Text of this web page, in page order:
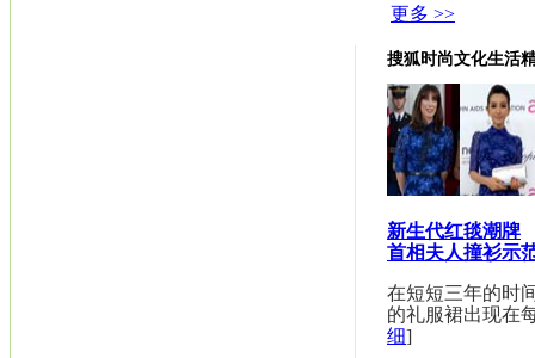
更多 >>
搜狐时尚文化生活
新生代红毯潮牌
首相夫人撞衫示
在短短三年的时
的礼服裙出现在
细]